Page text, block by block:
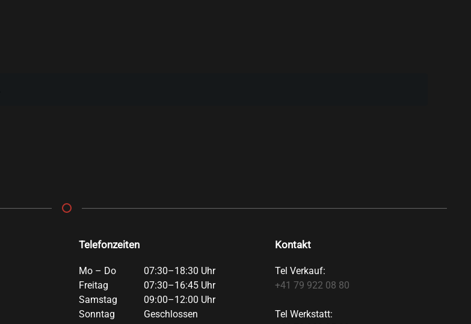
Kontakt
Tel Verkauf:
+41 79 922 08 80
Tel Werkstatt:
Telefonzeiten
Mo – Do
07:30–18:30 Uhr
Freitag
07:30–16:45 Uhr
Samstag
09:00–12:00 Uhr
Sonntag
Geschlossen